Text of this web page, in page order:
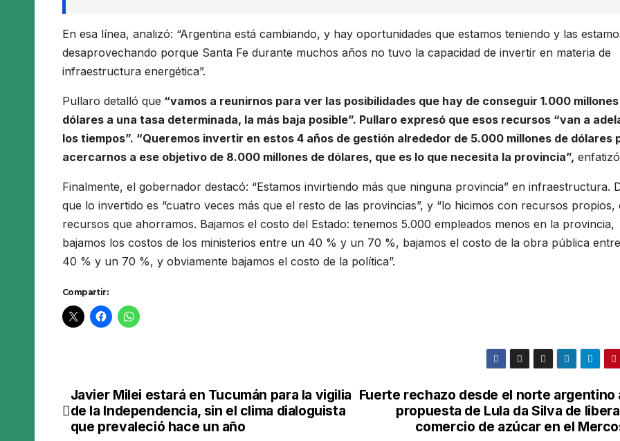
En esa línea, analizó: “Argentina está cambiando, y hay oportunidades que estamos teniendo y las
desaprovechando porque Santa Fe durante muchos años no tuvo la capacidad de invertir en materia de
infraestructura energética”.
Pullaro detalló que “vamos a reunirnos para ver las posibilidades que hay de conseguir 1.000
dólares a una tasa determinada, la más baja posible”. Pullaro expresó que esos recursos “van a
los tiempos”. “Queremos invertir en estos 4 años de gestión alrededor de 5.000 millones de dólares
acercarnos a ese objetivo de 8.000 millones de dólares, que es lo que necesita la provincia”,
Finalmente, el gobernador destacó: “Estamos invirtiendo más que ninguna provincia” en infraestructura.
que lo invertido es “cuatro veces más que el resto de las provincias”, y “lo hicimos con recursos propios,
recursos que ahorramos. Bajamos el costo del Estado: tenemos 5.000 empleados menos en la provincia,
bajamos los costos de los ministerios entre un 40 % y un 70 %, bajamos el costo de la obra pública
40 % y un 70 %, y obviamente bajamos el costo de la política”.
Compartir:
Navegación
de
Fuerte rechazo desde el norte argentino
propuesta de Lula da Silva de
comercio de azúcar en el
Javier Milei estará en Tucumán para la vigilia
de la Independencia, sin el clima dialoguista
que prevaleció hace un año